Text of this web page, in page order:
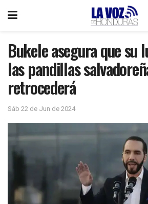
Bukele asegura que su
las pandillas
retrocederá
Sáb 22 de Jun de 2024